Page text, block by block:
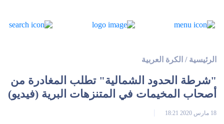
الرئيسية / الكرة العربية
"شرطة الحدود الشمالية" تطلب المغادرة من
أصحاب المخيمات في المتنزهات البرية (فيديو)
18 مارس 2020 18:21